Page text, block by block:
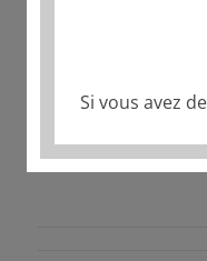
Si vous avez